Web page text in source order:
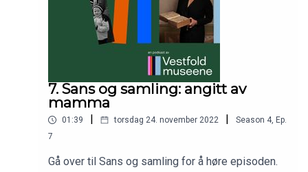
7. Sans og samling: angitt av
mamma
01:39 torsdag 24. november 2022 Season 4, Ep.
7
Gå over til Sans og samling for å høre episoden.